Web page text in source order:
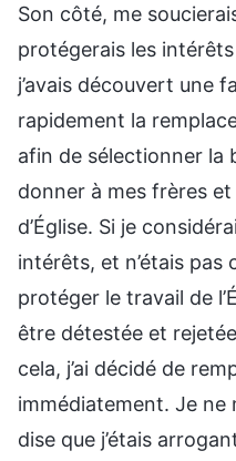
Son côté, me
protégerais les intérêts
j’avais découvert une
rapidement la
afin de sélectionner la
donner à mes frères
d’Église. Si je
intérêts, et n’étais pas
protéger le travail de
être détestée et
cela, j’ai décidé de
immédiatement. Je ne
dise que j’étais